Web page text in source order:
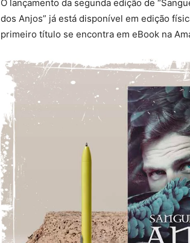
O lançamento da segunda edição de
dos Anjos” já está disponível em edição
primeiro título se encontra em eBook na